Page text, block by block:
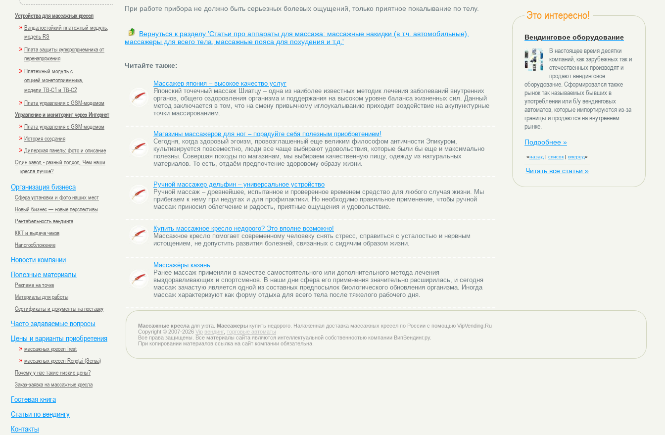
Устройства для массажных кресел
» Вандалостойкий платежный модуль,
модель RS
» Плата защиты купюроприемника от
перенапряжения
» Платежный модуль с
опцией монетоприемника,
модели TB-C1 и TB-C2
» Плата управления с GSM-модемом
Управление и мониторинг через Интернет
» Плата управления с GSM-модемом
» История создания
» Дилерская панель: фото и описание
Один завод - разный подход. Чем наши
кресла лучше?
Организация бизнеса
Сфера установки и фото наших мест
Новый бизнес — новые перспективы
Рентабельность вендинга
ККТ и выдача чеков
Налогообложение
Новости компании
Полезные материалы
Реклама на точке
Материалы для работы
Сертификаты и документы на поставку
Часто задаваемые вопросы
Цены и варианты приобретения
» массажных кресел Irest
» массажных кресел Rongtai (Sensa)
Почему у нас такие низкие цены?
Заказ-заявка на массажные кресла
Гостевая книга
Статьи по вендингу
Контакты
При работе прибора не должно быть серьезных болевых ощущений, только приятное покалывание по телу.
Вернуться к разделу 'Статьи про аппараты для массажа: массажные накидки (в т.ч. автомобильные),
массажеры для всего тела, массажные пояса для похудения и т.д.'
Читайте также:
Массажер япония – высокое качество услуг
Японский точечный массаж Шиатцу – одна из наиболее известных методик лечения заболеваний внутренних
органов, общего оздоровления организма и поддержания на высоком уровне баланса жизненных сил. Данный
метод заключается в том, что на смену привычному иглоукалыванию приходит воздействие на акупунктурные
точки массированием.
Магазины массажеров для ног – порадуйте себя полезным приобретением!
Сегодня, когда здоровый эгоизм, провозглашенный еще великим философом античности Эпикуром,
культивируется повсеместно, люди все чаще выбирают удовольствия, которые были бы еще и максимально
полезны. Совершая походы по магазинам, мы выбираем качественную пищу, одежду из натуральных
материалов. То есть, отдаём предпочтение здоровому образу жизни.
Ручной массажер дельфин – универсальное устройство
Ручной массаж – древнейшее, испытанное и проверенное временем средство для любого случая жизни. Мы
прибегаем к нему при недугах и для профилактики. Но необходимо правильное применение, чтобы ручной
массаж приносил облегчение и радость, приятные ощущения и удовольствие.
Купить массажное кресло недорого? Это вполне возможно!
Массажное кресло помогает современному человеку снять стресс, справиться с усталостью и нервным
истощением, не допустить развития болезней, связанных с сидячим образом жизни.
Массажёры казань
Ранее массаж применяли в качестве самостоятельного или дополнительного метода лечения
выздоравливающих и спортсменов. В наши дни сфера его применения значительно расширилась, и сегодня
массаж зачастую является одной из составных предпосылок биологического обновления организма. Иногда
массаж характеризуют как форму отдыха для всего тела после тяжелого рабочего дня.
Это интересно!
Вендинговое оборудование
В настоящее время десятки
компаний, как зарубежных так и
отечественных производят и
продают вендинговое
оборудование. Сформировался также
рынок так называемых бывших в
употреблении или б/у вендинговых
автоматов, которые импортируются из-за
границы и продаются на внутреннем
рынке.
Подробнее »
«назад | список | вперед»
Читать все статьи »
Массажные кресла для уюта. Массажеры купить недорого. Налаженная доставка массажных кресел по России с помощью VipVending.Ru
Copyright © 2007-2026 Vip вендинг, торговые автоматы
Все права защищены. Все материалы сайта являются интеллектуальной собственностью компании ВипВендинг.ру.
При копировании материалов ссылка на сайт компании обязательна.